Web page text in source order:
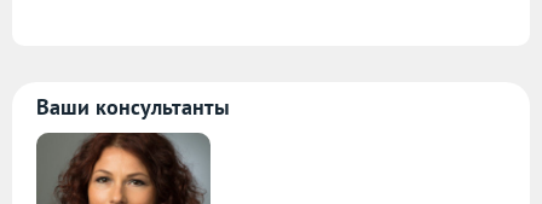
Ваши консультанты